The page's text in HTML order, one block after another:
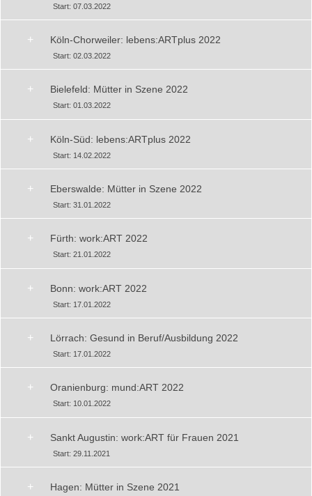
Start: 07.03.2022
+ Köln-Chorweiler: lebens:ARTplus 2022
Start: 02.03.2022
+ Bielefeld: Mütter in Szene 2022
Start: 01.03.2022
+ Köln-Süd: lebens:ARTplus 2022
Start: 14.02.2022
+ Eberswalde: Mütter in Szene 2022
Start: 31.01.2022
+ Fürth: work:ART 2022
Start: 21.01.2022
+ Bonn: work:ART 2022
Start: 17.01.2022
+ Lörrach: Gesund in Beruf/Ausbildung 2022
Start: 17.01.2022
+ Oranienburg: mund:ART 2022
Start: 10.01.2022
+ Sankt Augustin: work:ART für Frauen 2021
Start: 29.11.2021
+ Hagen: Mütter in Szene 2021